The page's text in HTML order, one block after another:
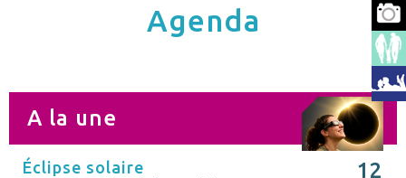
Agenda
A la une
Éclipse solaire 12